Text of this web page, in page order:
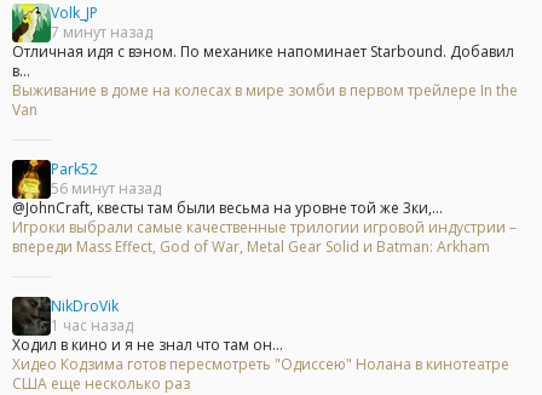
Volk_JP
7 минут назад
Отличная идя с вэном. По механике напоминает Starbound. Добавил
в...
Выживание в доме на колесах в мире зомби в первом трейлере In the
Van
Park52
56 минут назад
@JohnCraft, квесты там были весьма на уровне той же 3ки,...
Игроки выбрали самые качественные трилогии игровой индустрии –
впереди Mass Effect, God of War, Metal Gear Solid и Batman: Arkham
NikDroVik
1 час назад
Ходил в кино и я не знал что там он...
Хидео Кодзима готов пересмотреть "Одиссею" Нолана в кинотеатре
США еще несколько раз